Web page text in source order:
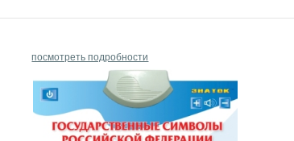
посмотреть подробности